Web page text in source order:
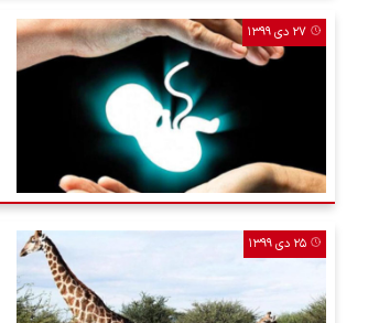
۲۷ دی ۱۳۹۹
۲۵ دی ۱۳۹۹